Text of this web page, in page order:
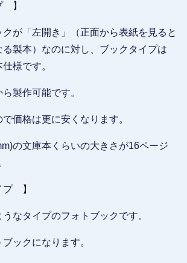
】
が「左開き」（正面から表紙を見ると
製本）なのに対し、ブックタイプは
様です。
製作可能です。
価格は更に安くなります。
の文庫本くらいの大きさが16ページ
プ 】
なタイプのフォトブックです。
ックになります。